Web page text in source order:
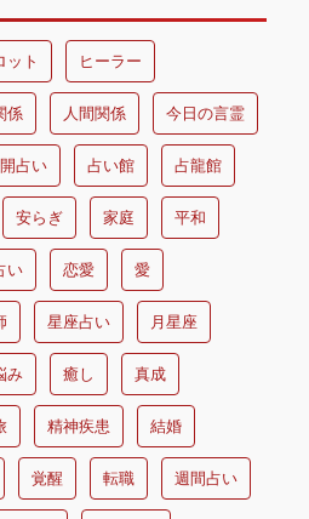
ット ヒーラー
係 人間関係 今日の言霊
占い 占い館 占龍館
安らぎ 家庭 平和
い 恋愛 愛
星座占い 月星座
み 癒し 真成
精神疾患 結婚
覚醒 転職 週間占い